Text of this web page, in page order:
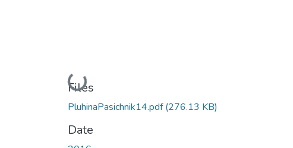
Loading...
Files
PluhinaPasichnik14.pdf(276.13 KB)
Date